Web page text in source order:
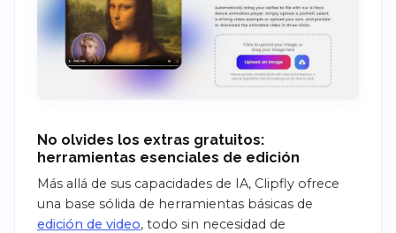
No olvides los extras gratuitos:
herramientas esenciales de edición
Más allá de sus capacidades de IA, Clipfly ofrece
una base sólida de herramientas básicas de
edición de video, todo sin necesidad de